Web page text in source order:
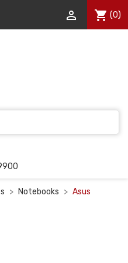
shopping_cart (0)

Notebooks
Asus